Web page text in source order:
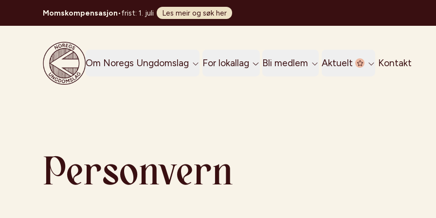
Momskompensasjon•frist: 1. juli Les meir og søk her
Noregs Ungdomslag
Om Noregs Ungdomslag For lokallag Bli medlem Aktuelt Kontakt
Personvern